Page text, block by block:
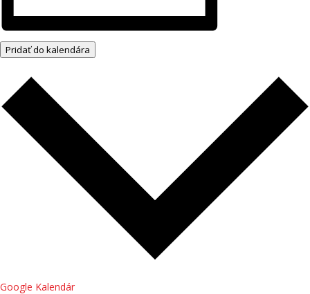
Pridať do kalendára
Google Kalendár